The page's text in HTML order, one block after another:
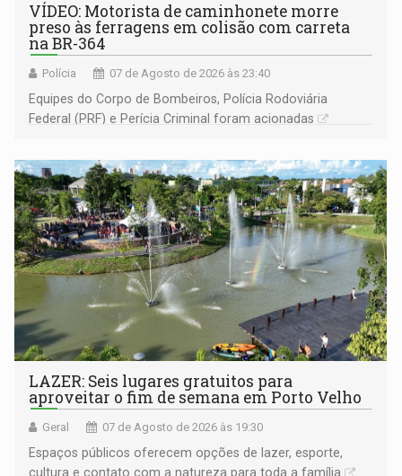
VÍDEO: Motorista de caminhonete morre
preso às ferragens em colisão com carreta
na BR-364
Polícia 07 de Agosto de 2026 às 23:40
Equipes do Corpo de Bombeiros, Polícia Rodoviária
Federal (PRF) e Perícia Criminal foram acionadas
LAZER: Seis lugares gratuitos para
aproveitar o fim de semana em Porto Velho
Geral 07 de Agosto de 2026 às 19:30
Espaços públicos oferecem opções de lazer, esporte,
cultura e contato com a natureza para toda a família